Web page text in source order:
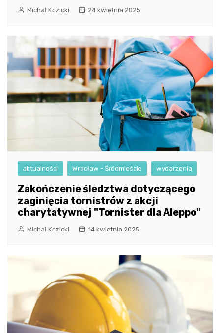
Michał Kozicki 24 kwietnia 2025
aktualności Wrocław - Śródmieście wydarzenia
Zakończenie śledztwa dotyczącego
zaginięcia tornistrów z akcji
charytatywnej "Tornister dla Aleppo"
Michał Kozicki 14 kwietnia 2025